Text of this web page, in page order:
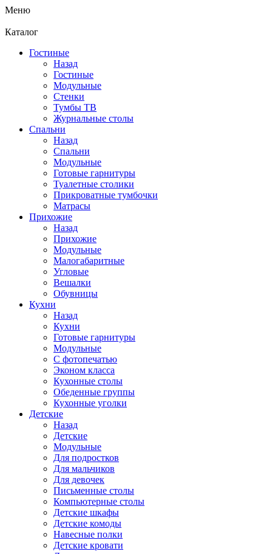
Меню
Каталог
Гостиные
Назад
Гостиные
Модульные
Стенки
Тумбы ТВ
Журнальные столы
Спальни
Назад
Спальни
Модульные
Готовые гарнитуры
Туалетные столики
Прикроватные тумбочки
Матрасы
Прихожие
Назад
Прихожие
Модульные
Малогабаритные
Угловые
Вешалки
Обувницы
Кухни
Назад
Кухни
Готовые гарнитуры
Модульные
С фотопечатью
Эконом класса
Кухонные столы
Обеденные группы
Кухонные уголки
Детские
Назад
Детские
Модульные
Для подростков
Для мальчиков
Для девочек
Письменные столы
Компьютерные столы
Детские шкафы
Детские комоды
Навесные полки
Детские кровати